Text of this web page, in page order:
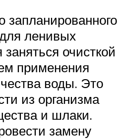
запланированного
ленивых
очисткой
применения
воды. Это
из организма
и шлаки.
замену